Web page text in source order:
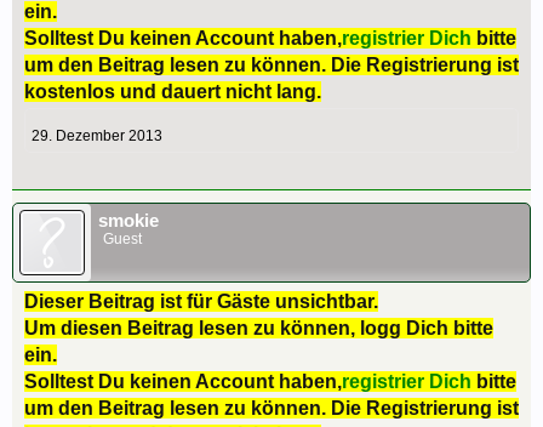
ein.
Solltest Du keinen Account haben,registrier Dich bitte
um den Beitrag lesen zu können. Die Registrierung ist
kostenlos und dauert nicht lang.
29. Dezember 2013
smokie
Guest
Dieser Beitrag ist für Gäste unsichtbar.
Um diesen Beitrag lesen zu können, logg Dich bitte
ein.
Solltest Du keinen Account haben,registrier Dich bitte
um den Beitrag lesen zu können. Die Registrierung ist